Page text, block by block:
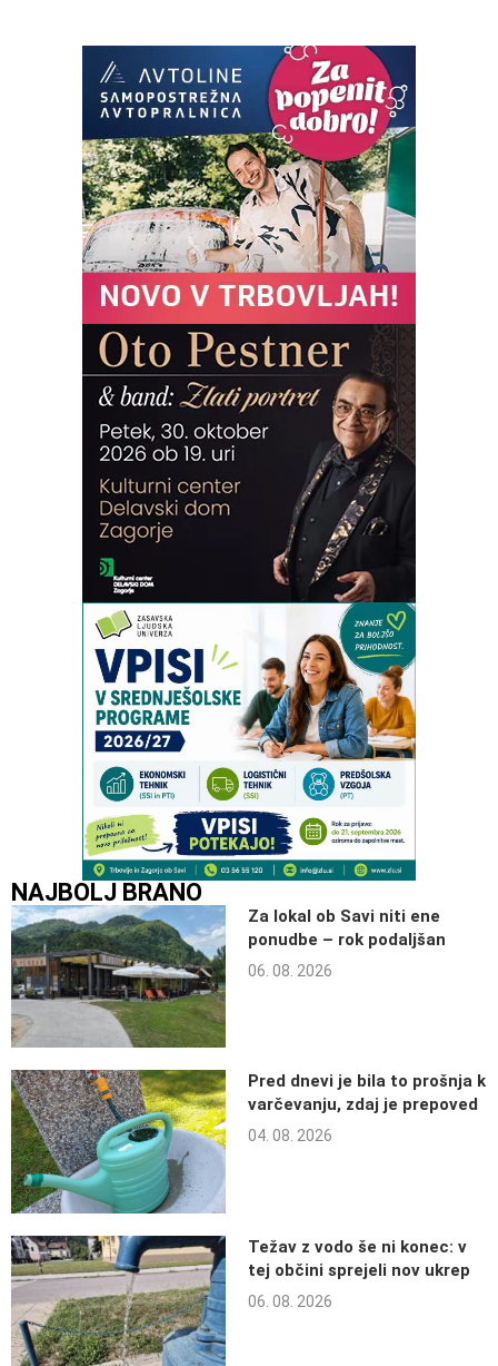
NAJBOLJ BRANO
Za lokal ob Savi niti ene
ponudbe – rok podaljšan
06. 08. 2026
Pred dnevi je bila to prošnja k
varčevanju, zdaj je prepoved
04. 08. 2026
Težav z vodo še ni konec: v
tej občini sprejeli nov ukrep
06. 08. 2026